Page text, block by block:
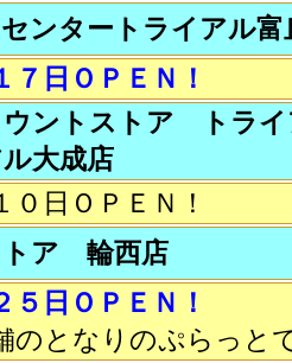
ンタートライアル富
７日ＯＰＥＮ！
ウントストア トライ
ル大成店
０日ＯＰＥＮ！
トア 輪西店
５日ＯＰＥＮ！
のとなりのぷらっと